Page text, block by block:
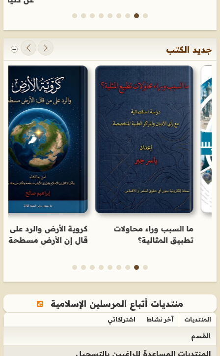
جديد الكتب
ما السبب وراء محاولات
تطبيق المثالية؟
كروية الأرض والرد على من
قال إن الأرض مسطحة.
منتديات أتباع المرسلين الإسلامية
المنتديات آخر نشاط اشتراكاتي
القسم
المنتديات المساعدة للراغبين بالتسجيل